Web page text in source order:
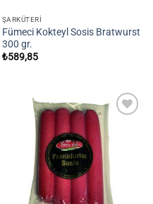
ŞARKÜTERI
Fümeci Kokteyl Sosis Bratwurst
300 gr.
₺589,85
wishlist